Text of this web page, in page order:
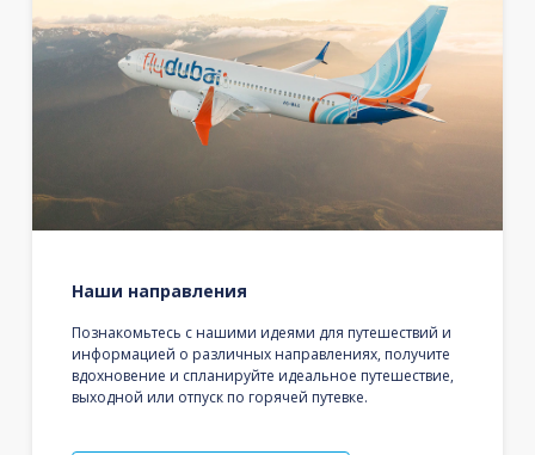
Наши направления
Познакомьтесь с нашими идеями для путешествий и
информацией о различных направлениях, получите
вдохновение и спланируйте идеальное путешествие,
выходной или отпуск по горячей путевке.